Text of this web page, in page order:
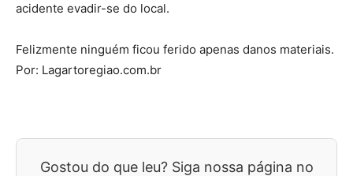
acidente evadir-se do local.
Felizmente ninguém ficou ferido apenas danos materiais.
Por: Lagartoregiao.com.br
Gostou do que leu? Siga nossa página no